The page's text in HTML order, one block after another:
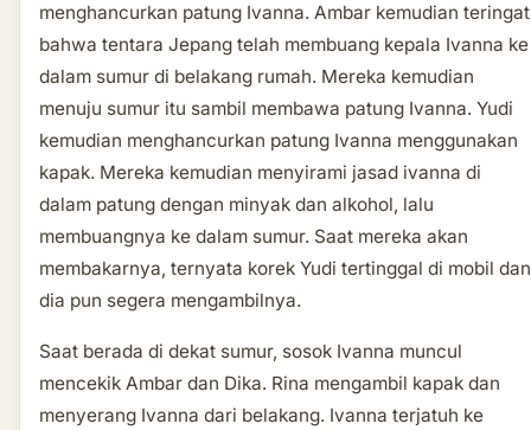
menghancurkan patung Ivanna. Ambar kemudian teringat
bahwa tentara Jepang telah membuang kepala Ivanna ke
dalam sumur di belakang rumah. Mereka kemudian
menuju sumur itu sambil membawa patung Ivanna. Yudi
kemudian menghancurkan patung Ivanna menggunakan
kapak. Mereka kemudian menyirami jasad ivanna di
dalam patung dengan minyak dan alkohol, lalu
membuangnya ke dalam sumur. Saat mereka akan
membakarnya, ternyata korek Yudi tertinggal di mobil dan
dia pun segera mengambilnya.
Saat berada di dekat sumur, sosok Ivanna muncul
mencekik Ambar dan Dika. Rina mengambil kapak dan
menyerang Ivanna dari belakang. Ivanna terjatuh ke